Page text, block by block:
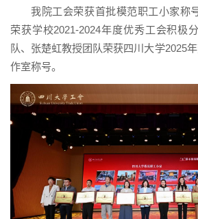
我院工会荣获首批模范职工小家称
荣获学校2021-2024年度优秀工会积极
队、张楚虹教授团队荣获四川大学2025
作室称号。